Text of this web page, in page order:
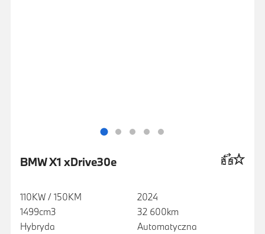
BMW X1 xDrive30e
110KW / 150KM
1499cm3
Hybryda
2024
32 600km
Automatyczna